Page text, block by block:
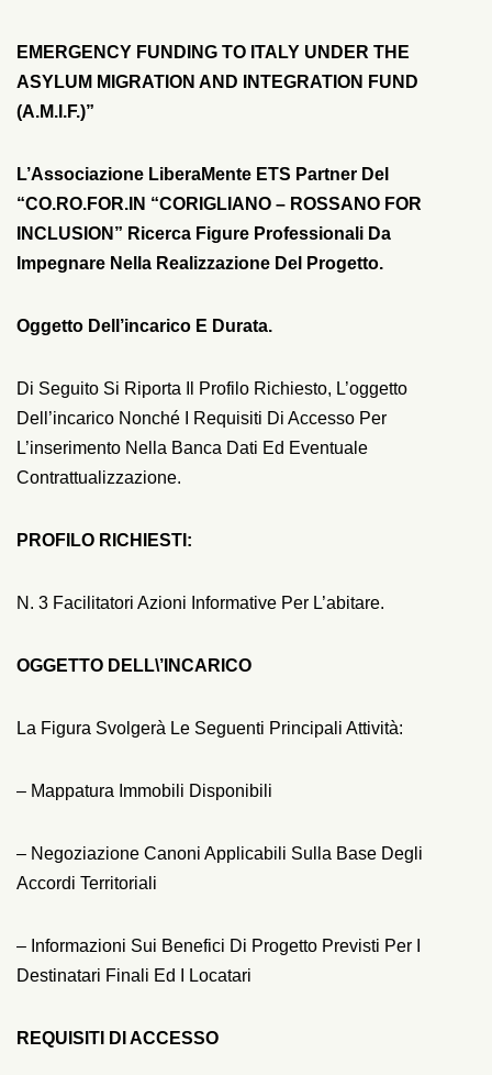
EMERGENCY FUNDING TO ITALY UNDER THE
ASYLUM MIGRATION AND INTEGRATION FUND
(A.M.I.F.)”
L’Associazione LiberaMente ETS Partner Del
“CO.RO.FOR.IN “CORIGLIANO – ROSSANO FOR
INCLUSION” Ricerca Figure Professionali Da
Impegnare Nella Realizzazione Del Progetto.
Oggetto Dell’incarico E Durata.
Di Seguito Si Riporta Il Profilo Richiesto, L’oggetto
Dell’incarico Nonché I Requisiti Di Accesso Per
L’inserimento Nella Banca Dati Ed Eventuale
Contrattualizzazione.
PROFILO RICHIESTI:
N. 3 Facilitatori Azioni Informative Per L’abitare.
OGGETTO DELL\’INCARICO
La Figura Svolgerà Le Seguenti Principali Attività:
– Mappatura Immobili Disponibili
– Negoziazione Canoni Applicabili Sulla Base Degli
Accordi Territoriali
– Informazioni Sui Benefici Di Progetto Previsti Per I
Destinatari Finali Ed I Locatari
REQUISITI DI ACCESSO